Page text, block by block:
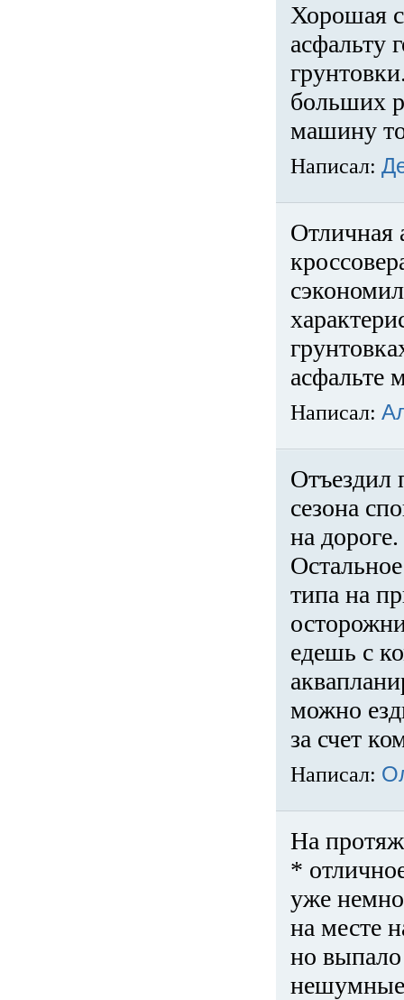
Хорошая
асфальту
больших
машину
Написал:
Отличная
асфальте
Написал:
Отъездил
сезона
на
типа на
едешь с
можно
за счет
Написал:
На
*
уже
на месте
но
нешумные